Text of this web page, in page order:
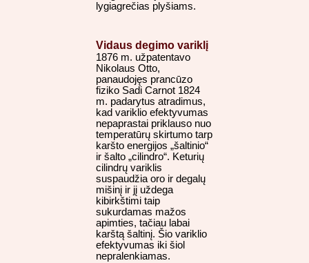
lygiagrečias plyšiams.
Vidaus degimo variklį
1876 m. užpatentavo
Nikolaus Otto,
panaudojęs prancūzo
fiziko Sadi Carnot 1824
m. padarytus atradimus,
kad variklio efektyvumas
nepaprastai priklauso nuo
temperatūrų skirtumo tarp
karšto energijos „šaltinio“
ir šalto „cilindro“. Keturių
cilindrų variklis
suspaudžia oro ir degalų
mišinį ir jį uždega
kibirkštimi taip
sukurdamas mažos
apimties, tačiau labai
karštą šaltinį. Šio variklio
efektyvumas iki šiol
nepralenkiamas.